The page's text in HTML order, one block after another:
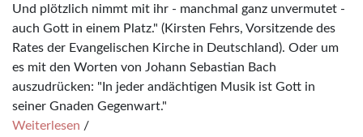
Und plötzlich nimmt mit ihr - manchmal ganz unvermutet -
auch Gott in einem Platz." (Kirsten Fehrs, Vorsitzende des
Rates der Evangelischen Kirche in Deutschland). Oder um
es mit den Worten von Johann Sebastian Bach
auszudrücken: "In jeder andächtigen Musik ist Gott in
seiner Gnaden Gegenwart."
Weiterlesen /